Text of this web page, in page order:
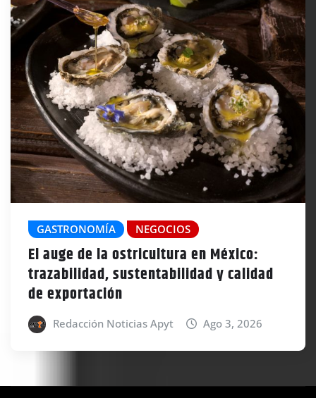
GASTRONOMÍA NEGOCIOS
El auge de la ostricultura en México:
trazabilidad, sustentabilidad y calidad
de exportación
Redacción Noticias Apyt Ago 3, 2026